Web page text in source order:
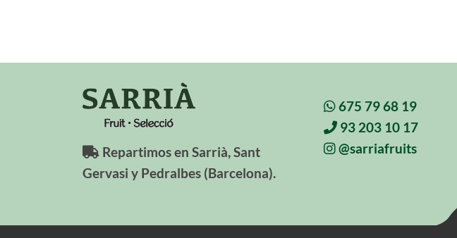
Repartimos en Sarrià, Sant
Gervasi y Pedralbes (Barcelona).
675 79 68 19
93 203 10 17
@sarriafruits